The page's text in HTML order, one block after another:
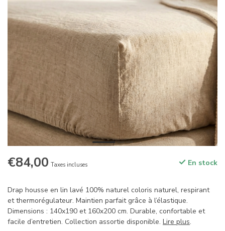
€84,00 Taxes incluses En stock
Drap housse en lin lavé 100% naturel coloris naturel, respirant
et thermorégulateur. Maintien parfait grâce à l’élastique.
Dimensions : 140x190 et 160x200 cm. Durable, confortable et
facile d’entretien. Collection assortie disponible. Lire plus.